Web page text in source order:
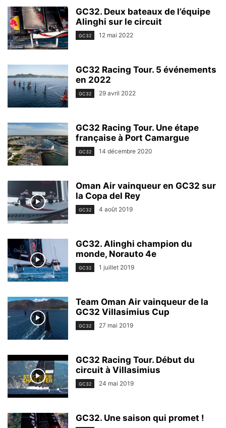
GC32. Deux bateaux de l’équipe
Alinghi sur le circuit
GC32 12 mai 2022
GC32 Racing Tour. 5 événements
en 2022
GC32 29 avril 2022
GC32 Racing Tour. Une étape
française à Port Camargue
GC32 14 décembre 2020
Oman Air vainqueur en GC32 sur
la Copa del Rey
GC32 4 août 2019
GC32. Alinghi champion du
monde, Norauto 4e
GC32 1 juillet 2019
Team Oman Air vainqueur de la
GC32 Villasimius Cup
GC32 27 mai 2019
GC32 Racing Tour. Début du
circuit à Villasimius
GC32 24 mai 2019
GC32. Une saison qui promet !